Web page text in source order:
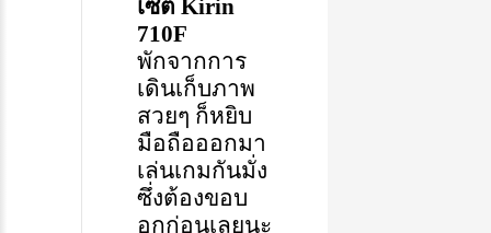
เซ็ต Kirin
710F
พักจากการ
เดินเก็บภาพ
สวยๆ ก็หยิบ
มือถือออกมา
เล่นเกมกันมั่ง
ซึ่งต้องขอบ
อกก่อนเลยนะ